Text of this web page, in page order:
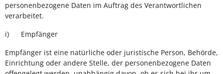
personenbezogene Daten im Auftrag des Verantwortlichen
verarbeitet.
i) Empfänger
Empfänger ist eine natürliche oder juristische Person, Behörde,
Einrichtung oder andere Stelle, der personenbezogene Daten